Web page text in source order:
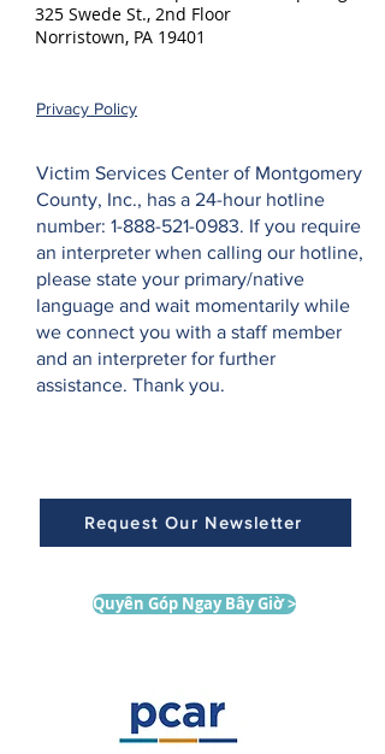
325 Swede St., 2nd Floor
Norristown, PA 19401
Privacy Policy
Victim Services Center of Montgomery
County, Inc., has a 24-hour hotline
number: 1-888-521-0983. If you require
an interpreter when calling our hotline,
please state your primary/native
language and wait momentarily while
we connect you with a staff member
and an interpreter for further
assistance. Thank you.
Request Our Newsletter
Quyên Góp Ngay Bây Giờ >